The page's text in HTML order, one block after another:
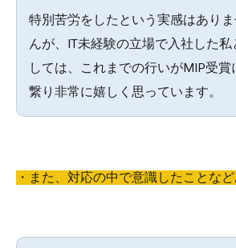
特別苦労をしたという実感はあり
んが、IT未経験の立場で入社した私
しては、これまでの行いがMIP受賞
繋り非常に嬉しく思っています。
・また、対応の中で意識したことな